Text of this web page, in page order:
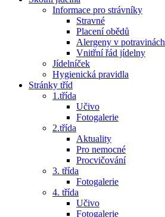
Informace pro strávníky
Stravné
Placení obědů
Alergeny v potravinách
Vnitřní řád jídelny
Jídelníček
Hygienická pravidla
Stránky tříd
1.třída
Učivo
Fotogalerie
2.třída
Aktuality
Pro nemocné
Procvičování
3. třída
Fotogalerie
4. třída
Učivo
Fotogalerie